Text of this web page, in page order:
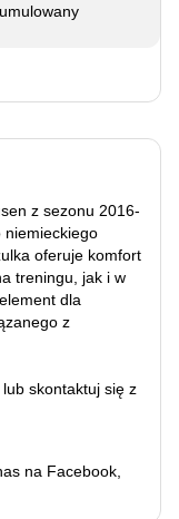
z sezonu 2016-
niemieckiego
oferuje komfort
treningu, jak i w
dla
z
lub skontaktuj się z
na Facebook,